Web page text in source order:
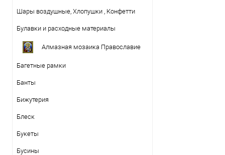
Шары воздушные, Хлопушки , Конфетти
Булавки и расходные материалы
Алмазная мозаика Православие
Багетные рамки
Банты
Бижутерия
Блеск
Букеты
Бусины